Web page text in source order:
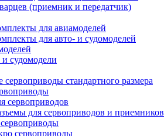
(приемник и передатчик)
для авиамоделей
для авто- и судомоделей
судомодели
сервоприводы стандартного размера
сервоприводов
для сервоприводов и приемников
сервоприводы